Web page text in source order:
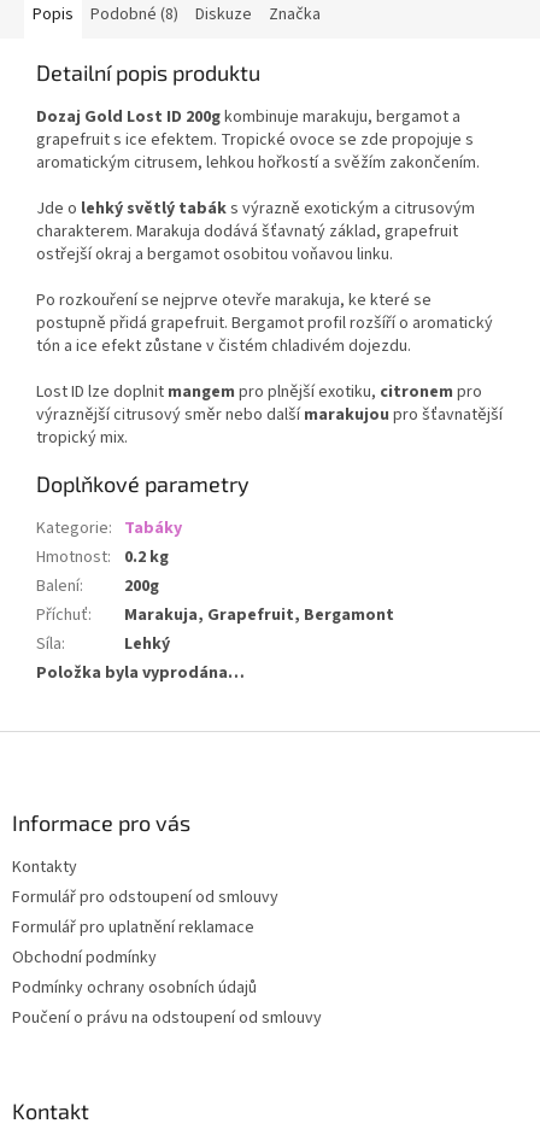
Popis Podobné (8) Diskuze Značka
Detailní popis produktu
Dozaj Gold Lost ID 200gkombinuje marakuju, bergamot a
grapefruit s ice efektem. Tropické ovoce se zde propojuje s
aromatickým citrusem, lehkou hořkostí a svěžím zakončením.
Jde o lehký světlý tabáks výrazně exotickým a citrusovým
charakterem. Marakuja dodává šťavnatý základ, grapefruit
ostřejší okraj a bergamot osobitou voňavou linku.
Po rozkouření se nejprve otevře marakuja, ke které se
postupně přidá grapefruit. Bergamot profil rozšíří o aromatický
tón a ice efekt zůstane v čistém chladivém dojezdu.
Lost ID lze doplnit mangem pro plnější exotiku, citronem pro
výraznější citrusový směr nebo dalšímarakujou pro šťavnatější
tropický mix.
Doplňkové parametry
Kategorie: Tabáky
Hmotnost:
0.2 kg
Balení:
200g
Příchuť:
Marakuja, Grapefruit, Bergamont
Síla:
Lehký
Položka byla vyprodána…
Informace pro vás
Kontakty
Formulář pro odstoupení od smlouvy
Formulář pro uplatnění reklamace
Obchodní podmínky
Podmínky ochrany osobních údajů
Poučení o právu na odstoupení od smlouvy
Kontakt